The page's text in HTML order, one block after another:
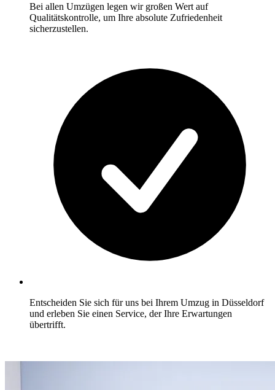
Bei allen Umzügen legen wir großen Wert auf
Qualitätskontrolle, um Ihre absolute Zufriedenheit
sicherzustellen.
Entscheiden Sie sich für uns bei Ihrem Umzug in Düsseldorf
und erleben Sie einen Service, der Ihre Erwartungen
übertrifft.